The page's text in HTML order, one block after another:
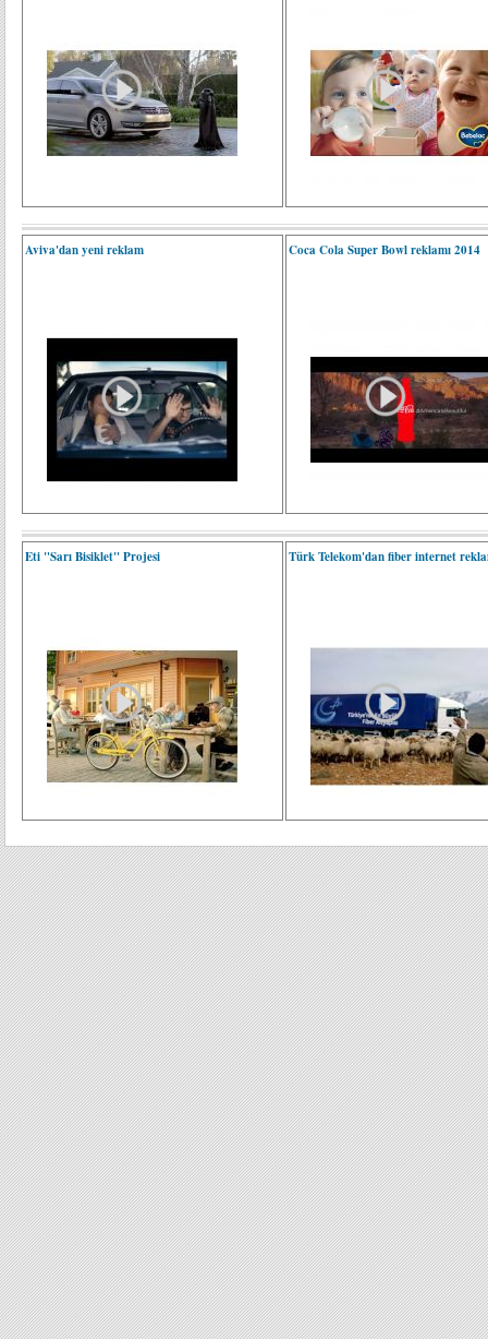
Aviva'dan yeni reklam Coca Cola Super Bowl reklamı 2014
Eti "Sarı Bisiklet" Projesi Türk Telekom'dan fiber internet